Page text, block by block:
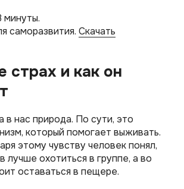
минуты.
саморазвития. Скачать
страх и как он
в нас природа. По сути, это
который помогает выживать.
этому чувству человек понял,
лучше охотиться в группе, а во
оставаться в пещере.